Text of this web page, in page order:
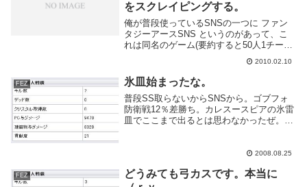
をスクレイピングする。
俺が普段使っているSNSの一つに ファン
タジーアースSNS というのがあって、こ
れは同名のゲーム(要約すると50人1チーム
で戦争するゲームです)と連動して戦争の
成績が見れたり各国毎の統計が見れたりと
なかなか便利な仕組みになってます。た
だ、各...
2010.02.10
FEZ 氷皿始まったな。
普段SS取らないからSNSから。ゴブフォ
防衛戦12％差勝ち。カレスースピアの氷雷
皿でここまで出るとは思わなかったぜ。マ
2008.08.25
FEZ
どうみても弓カスです。本当に